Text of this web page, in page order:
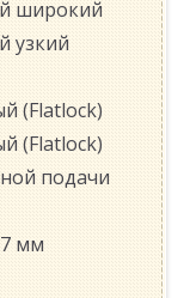
широкий
узкий
(Flatlock)
(Flatlock)
подачи
мм